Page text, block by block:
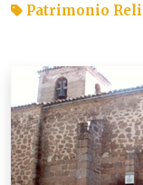
Patrimonio